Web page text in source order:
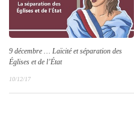
9 décembre … Laïcité et séparation des
Églises et de l’État
10/12/17